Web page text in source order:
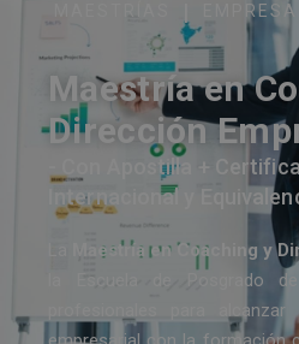
EMPRESA
Maestría en
Dirección
- Con Apostilla +
Internacional y
Maestría en Coaching y
la Escuela de Posgrado
profesionales para